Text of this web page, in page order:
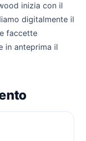
inizia con il
digitalmente il
faccette
in anteprima il